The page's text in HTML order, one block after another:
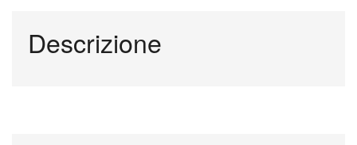
Descrizione